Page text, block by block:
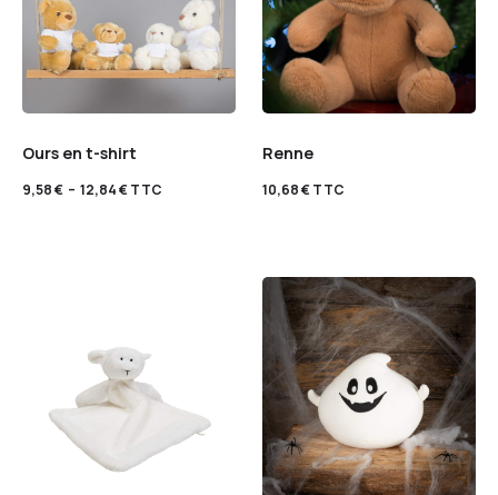
Ours en t-shirt
9,58€ – 12,84€TTC
Renne
10,68€TTC